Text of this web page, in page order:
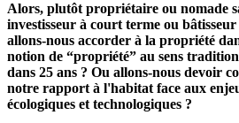
Alors, plutôt propriétaire ou nomade
investisseur à court terme ou
allons-nous accorder à la propriété
notion de “propriété” au sens
dans 25 ans ? Ou allons-nous devoir
notre rapport à l'habitat face aux
écologiques et technologiques ?